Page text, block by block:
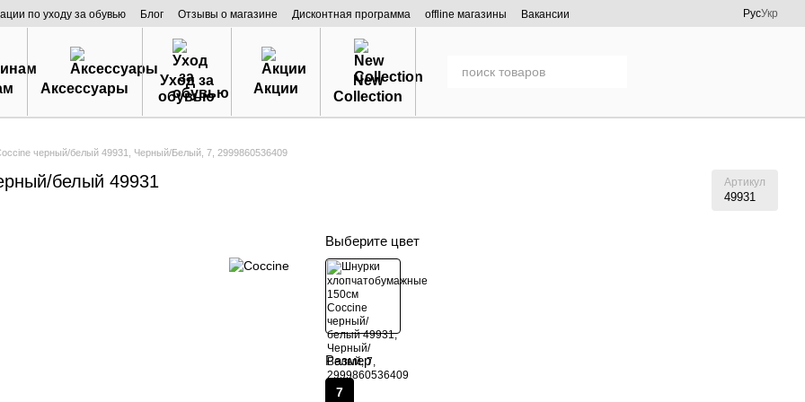
по уходу за обувью Блог Отзывы о магазине Дисконтная программа offline магазины
Вакансии
РусУкр
Аксессуары
Уход за
обувью
Акции
New
Collection
черный/белый 49931, Черный/Белый, 7, 2999860536409
белый 49931 Артикул
49931
Выберите цвет
Размер
7